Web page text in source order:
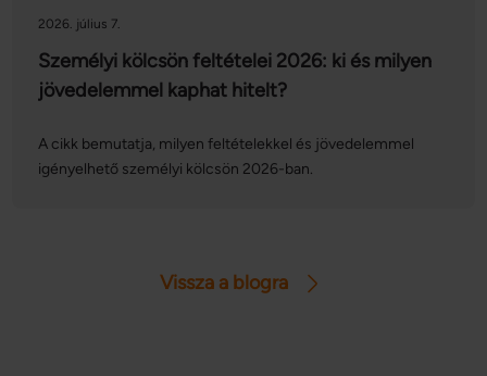
készpénzt, míg más esetekben a standard külföldi
készpénzfelvételi díjakkal kell számolni.
2026. július 7.
Személyi kölcsön feltételei 2026: ki és milyen
jövedelemmel kaphat hitelt?
A cikk bemutatja, milyen feltételekkel és jövedelemmel
igényelhető személyi kölcsön 2026-ban.
Vissza a blogra